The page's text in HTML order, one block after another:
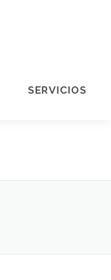
SERVICIOS